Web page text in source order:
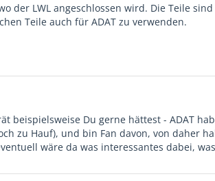
der LWL angeschlossen wird. Die Teile
Teile auch für ADAT zu verwenden.
beispielsweise Du gerne hättest - ADAT
zu Hauf), und bin Fan davon, von daher
wäre da was interessantes dabei,